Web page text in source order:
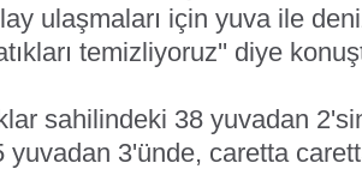
ulaşmaları için yuva ile
temizliyoruz'' diye
sahilindeki 38 yuvadan
yuvadan 3'ünde, caretta